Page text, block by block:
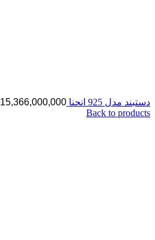
دستبند مدل 925 انحنا 15,366,000,000
Back to products